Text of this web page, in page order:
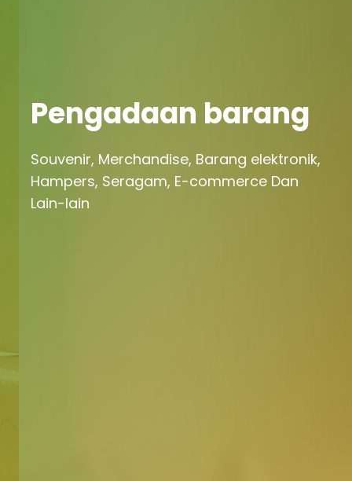
Pengadaan barang
Souvenir, Merchandise, Barang elektronik,
Hampers, Seragam, E-commerce Dan
Lain-lain